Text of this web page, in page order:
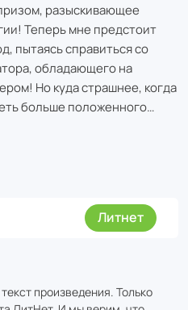
разыскивающее
Теперь мне предстоит
пытаясь справиться со
обладающего на
Но куда страшнее, когда
больше положенного…
Литнет
произведения. Только